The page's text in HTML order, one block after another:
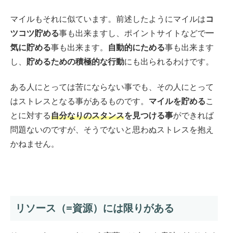
マイルもそれに似ています。前述したようにマイルはコ
ツコツ貯める事も出来ますし、ポイントサイトなどで一
気に貯める事も出来ます。 自動的にためる事も出来ます
し、 貯めるための積極的な行動にも出られるわけです。
ある人にとっては苦にならない事でも、その人にとって
はストレスとなる事があるものです。 マイルを貯めるこ
とに対する自分なりのスタンスを見つける事ができれば
問題ないのですが、そうでないと思わぬストレスを抱え
かねません。
リソース（=資源）には限りがある